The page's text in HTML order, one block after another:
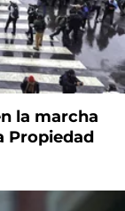
la marcha
Propiedad